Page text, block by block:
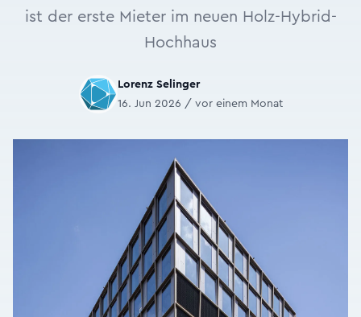
ist der erste Mieter im neuen Holz-Hybrid-
Hochhaus
Lorenz Selinger
16. Jun 2026 / vor einem Monat